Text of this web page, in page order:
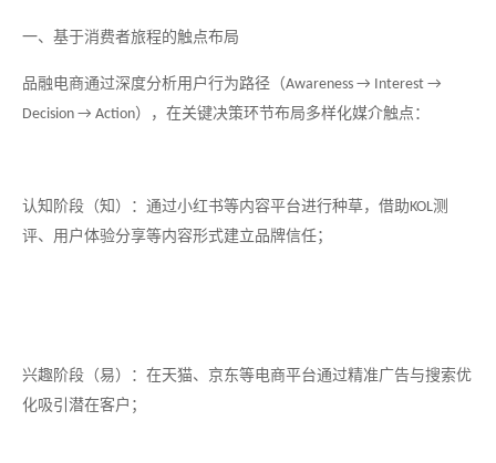
一、基于消费者旅程的触点布局
品融电商通过深度分析用户行为路径（Awareness → Interest →
Decision → Action），在关键决策环节布局多样化媒介触点：
认知阶段（知）：通过小红书等内容平台进行种草，借助KOL测
评、用户体验分享等内容形式建立品牌信任；
兴趣阶段（易）：在天猫、京东等电商平台通过精准广告与搜索优
化吸引潜在客户；